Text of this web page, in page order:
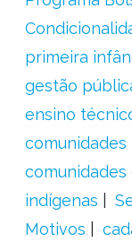
primeira
gestão
ensino
comunidades
indígenas
Motivos